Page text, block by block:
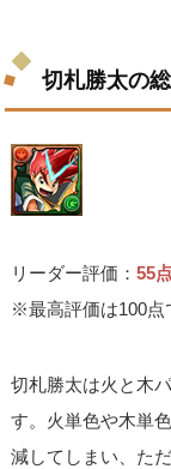
切札勝太の
リーダー評価：55
※最高評価は100点
切札勝太は火と木
す。火単色や木単
減してしまい、た